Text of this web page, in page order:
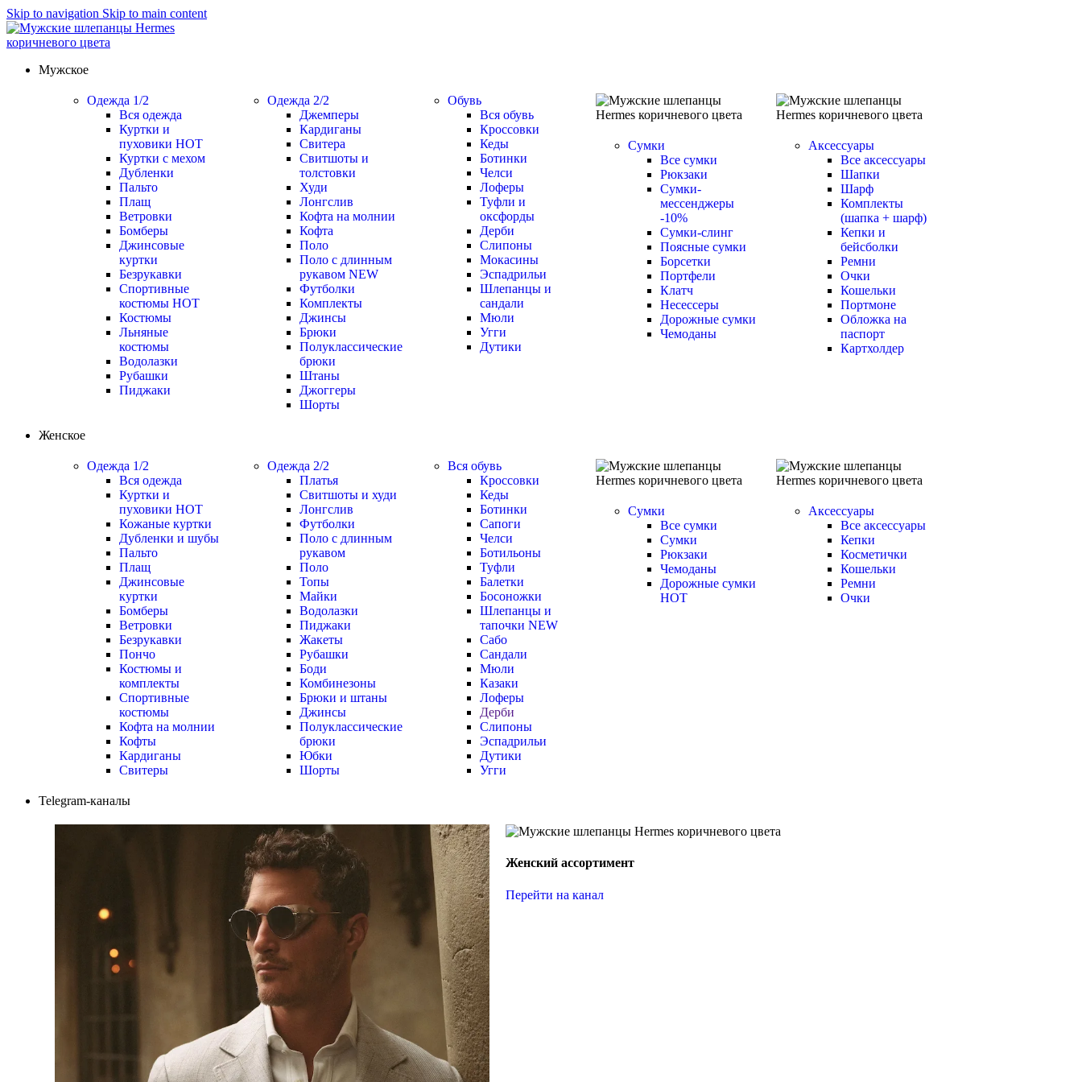
Skip to navigation Skip to main content
Мужское
Одежда 1/2
Вся одежда
Куртки и
пуховики HOT
Куртки с мехом
Дубленки
Пальто
Плащ
Ветровки
Бомберы
Джинсовые
куртки
Безрукавки
Спортивные
костюмы HOT
Костюмы
Льняные
костюмы
Водолазки
Рубашки
Пиджаки
Одежда 2/2
Джемперы
Кардиганы
Свитера
Свитшоты и
толстовки
Худи
Лонгслив
Кофта на молнии
Кофта
Поло
Поло с длинным
рукавом NEW
Футболки
Комплекты
Джинсы
Брюки
Полуклассические
брюки
Штаны
Джоггеры
Шорты
Обувь
Вся обувь
Кроссовки
Кеды
Ботинки
Челси
Лоферы
Туфли и
оксфорды
Дерби
Слипоны
Мокасины
Эспадрильи
Шлепанцы и
сандали
Мюли
Угги
Дутики
Сумки
Все сумки
Рюкзаки
Сумки-
мессенджеры
-10%
Cумки-слинг
Поясные сумки
Борсетки
Портфели
Клатч
Несессеры
Дорожные сумки
Чемоданы
Аксессуары
Все аксессуары
Шапки
Шарф
Комплекты
(шапка + шарф)
Кепки и
бейсболки
Ремни
Очки
Кошельки
Портмоне
Обложка на
паспорт
Картхолдер
Женское
Одежда 1/2
Вся одежда
Куртки и
пуховики HOT
Кожаные куртки
Дубленки и шубы
Пальто
Плащ
Джинсовые
куртки
Бомберы
Ветровки
Безрукавки
Пончо
Костюмы и
комплекты
Спортивные
костюмы
Кофта на молнии
Кофты
Кардиганы
Свитеры
Одежда 2/2
Платья
Свитшоты и худи
Лонгслив
Футболки
Поло с длинным
рукавом
Поло
Топы
Майки
Водолазки
Пиджаки
Жакеты
Рубашки
Боди
Комбинезоны
Брюки и штаны
Джинсы
Полуклассические
брюки
Юбки
Шорты
Вся обувь
Кроссовки
Кеды
Ботинки
Сапоги
Челси
Ботильоны
Туфли
Балетки
Босоножки
Шлепанцы и
тапочки NEW
Сабо
Сандали
Мюли
Казаки
Лоферы
Дерби
Слипоны
Эспадрильи
Дутики
Угги
Сумки
Все сумки
Сумки
Рюкзаки
Чемоданы
Дорожные сумки
HOT
Аксессуары
Все аксессуары
Кепки
Косметички
Кошельки
Ремни
Очки
Telegram-каналы
Женский ассортимент
Перейти на канал